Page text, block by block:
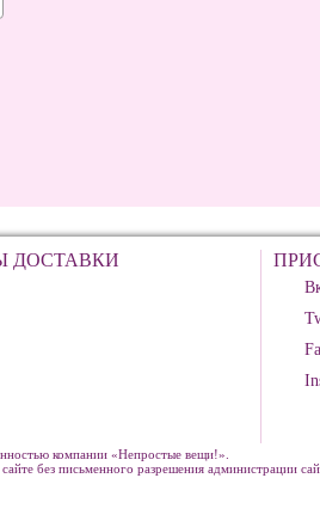
ДОСТАВКИ
компании «Непростые вещи!».
без письменного разрешения администрации